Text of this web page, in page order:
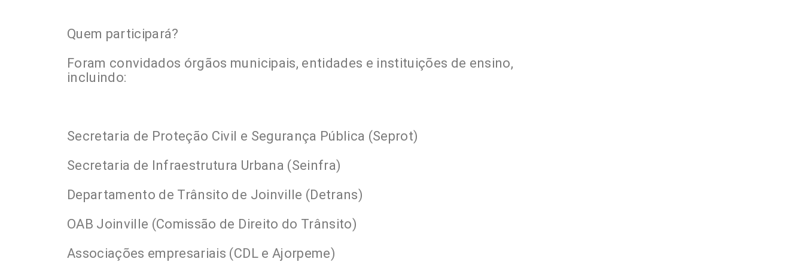
Quem participará?
Foram convidados órgãos municipais, entidades e instituições de ensino,
incluindo:
Secretaria de Proteção Civil e Segurança Pública (Seprot)
Secretaria de Infraestrutura Urbana (Seinfra)
Departamento de Trânsito de Joinville (Detrans)
OAB Joinville (Comissão de Direito do Trânsito)
Associações empresariais (CDL e Ajorpeme)